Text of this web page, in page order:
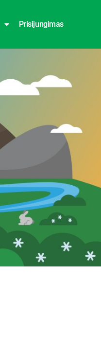
Prisijungimas